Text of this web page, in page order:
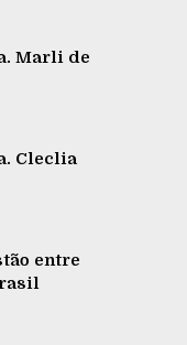
Marli de
Cleclia
entre